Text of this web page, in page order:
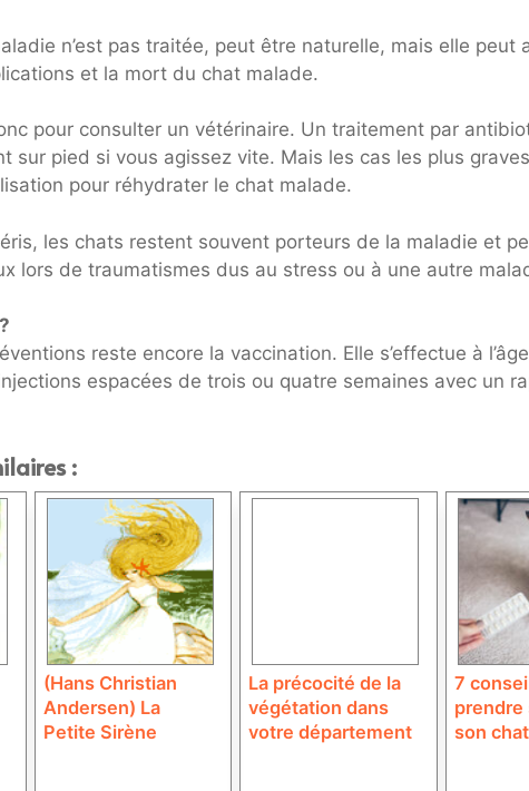
n’est pas traitée, peut être naturelle, mais elle peut
et la mort du chat malade.
pour consulter un vétérinaire. Un traitement par
sur pied si vous agissez vite. Mais les cas les plus
pour réhydrater le chat malade.
les chats restent souvent porteurs de la maladie et
lors de traumatismes dus au stress ou à une autre
reste encore la vaccination. Elle s’effectue à
espacées de trois ou quatre semaines avec un
:
(Hans Christian
Andersen) La
Petite Sirène
La précocité de la
végétation dans
votre département
7
prendre
son chat